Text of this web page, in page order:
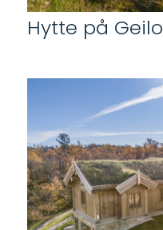
Hytte på Geilo